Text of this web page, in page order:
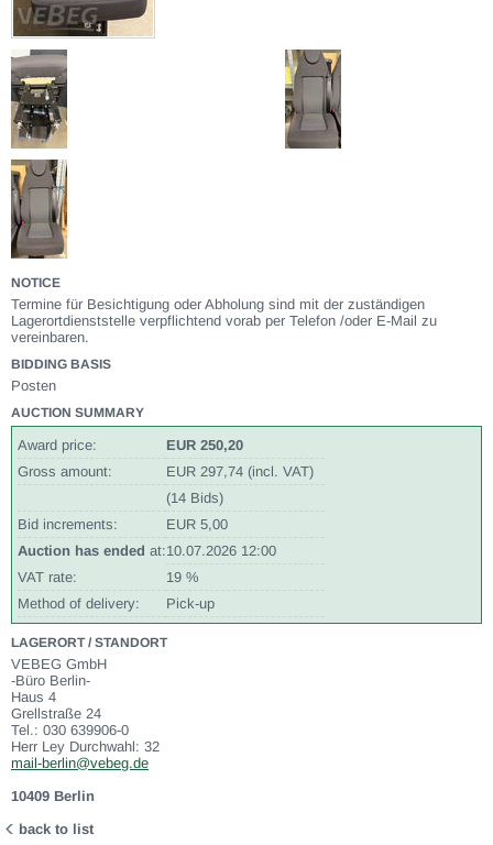
NOTICE
Termine für Besichtigung oder Abholung sind mit der zuständigen
Lagerortdienststelle verpflichtend vorab per Telefon /oder E-Mail zu
vereinbaren.
BIDDING BASIS
Posten
AUCTION SUMMARY
Award price:
EUR 250,20
Gross amount:
EUR 297,74 (incl. VAT)
(14 Bids)
Bid increments:
EUR 5,00
Auction has ended at:10.07.2026 12:00
VAT rate:
19 %
Method of delivery:
Pick-up
LAGERORT / STANDORT
VEBEG GmbH
-Büro Berlin-
Haus 4
Grellstraße 24
Tel.: 030 639906-0
Herr Ley Durchwahl: 32
mail-berlin@vebeg.de
10409 Berlin
back to list